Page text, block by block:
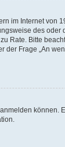
im Internet von
des
Rate. Bitte
Frage „An
können.